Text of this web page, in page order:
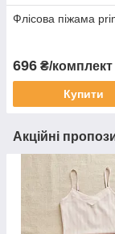
Флісова піжама
696 ₴/комплект
Купити
Акційні